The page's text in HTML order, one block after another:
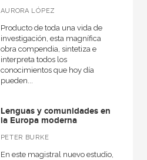
AURORA LÓPEZ
Producto de toda una vida de
investigación, esta magnífica
obra compendia, sintetiza e
interpreta todos los
conocimientos que hoy día
pueden...
Lenguas y comunidades en
la Europa moderna
PETER BURKE
En este magistral nuevo estudio,